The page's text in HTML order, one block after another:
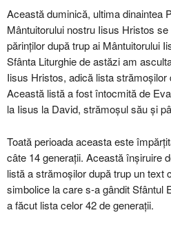
Această duminică, ultima dinaintea
Mântuitorului nostru Iisus Hristos
părinților după trup ai Mântuitorului
Sfânta Liturghie de astăzi am
Iisus Hristos, adică lista strămoșilor
Această listă a fost întocmită de
la Iisus la David, strămoșul său și
Toată perioada aceasta este
câte 14 generații. Această înșiruire
listă a strămoșilor după trup un text
simbolice la care s-a gândit Sfântul
a făcut lista celor 42 de generații.